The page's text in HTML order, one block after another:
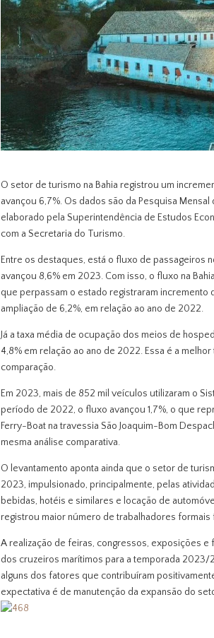
O setor de turismo na Bahia registrou um
avançou 6,7%. Os dados são da Pesquisa
elaborado pela Superintendência de Estudos
com a Secretaria do Turismo.
Entre os destaques, está o fluxo de passageiros
avançou 8,6% em 2023. Com isso, o fluxo na
que perpassam o estado registraram
ampliação de 6,2%, em relação ao ano de 2022.
Já a taxa média de ocupação dos meios de
4,8% em relação ao ano de 2022. Essa é a
comparação.
Em 2023, mais de 852 mil veículos utilizaram o
período de 2022, o fluxo avançou 1,7%, o que
Ferry-Boat na travessia São Joaquim-Bom
mesma análise comparativa.
O levantamento aponta ainda que o setor de
2023, impulsionado, principalmente, pelas
bebidas, hotéis e similares e locação de
registrou maior número de trabalhadores
A realização de feiras, congressos, exposições
dos cruzeiros marítimos para a temporada
alguns dos fatores que contribuíram
expectativa é de manutenção da expansão do